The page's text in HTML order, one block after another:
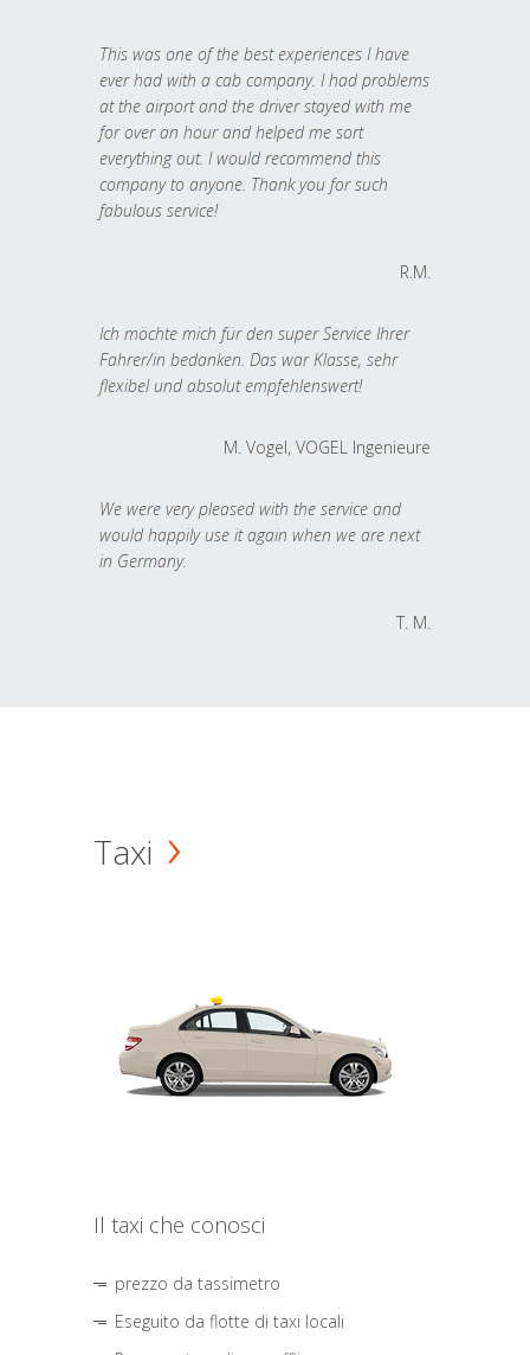
This was one of the best experiences I have
ever had with a cab company. I had problems
at the airport and the driver stayed with me
for over an hour and helped me sort
everything out. I would recommend this
company to anyone. Thank you for such
fabulous service!
R.M.
Ich möchte mich für den super Service Ihrer
Fahrer/in bedanken. Das war Klasse, sehr
flexibel und absolut empfehlenswert!
M. Vogel, VOGEL Ingenieure
We were very pleased with the service and
would happily use it again when we are next
in Germany.
T. M.
Taxi
Il taxi che conosci
prezzo da tassimetro
Eseguito da flotte di taxi locali